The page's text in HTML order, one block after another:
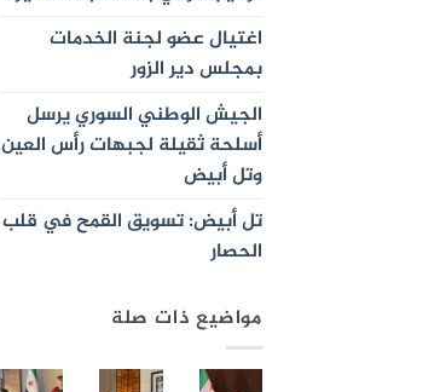
اغتيال عضو لجنة الخدمات
بمجلس دير الزور
الجيش الوطني السوري يرسل
أسلحة ثقيلة لجبهات رأس العين
وتل أبيض
تل أبيض: تسويق القمح في قلب
الحصار
مواضيع ذات صلة